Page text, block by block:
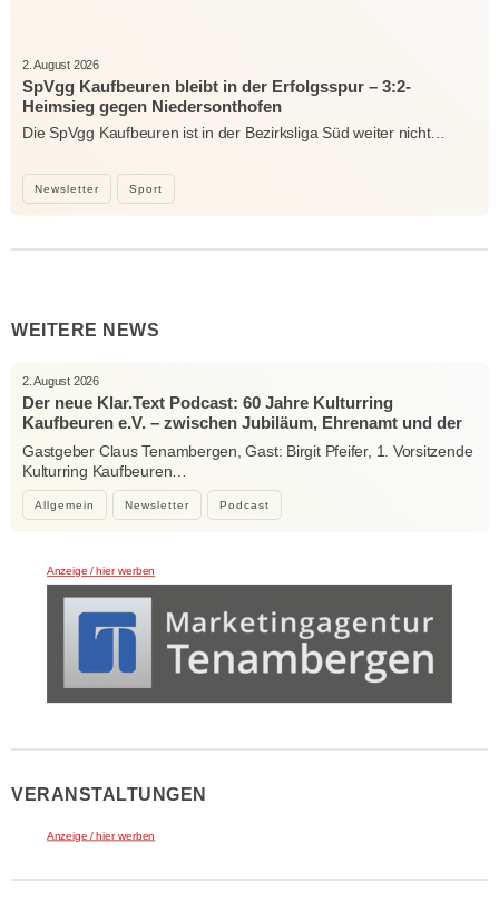
Newsletter Sport
2. August 2026
SpVgg Kaufbeuren bleibt in der Erfolgsspur – 3:2-
Heimsieg gegen Niedersonthofen
Die SpVgg Kaufbeuren ist in der Bezirksliga Süd weiter nicht…
WEITERE NEWS
Allgemein Newsletter Podcast
2. August 2026
Der neue Klar.Text Podcast: 60 Jahre Kulturring
Kaufbeuren e.V. – zwischen Jubiläum, Ehrenamt und der
Kraft der Kultur
Gastgeber Claus Tenambergen, Gast: Birgit Pfeifer, 1. Vorsitzende
Kulturring Kaufbeuren…
Anzeige / hier werben
VERANSTALTUNGEN
Anzeige / hier werben